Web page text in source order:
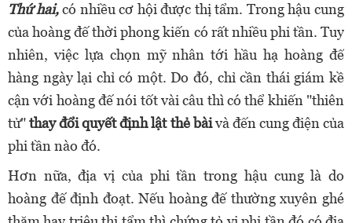
Thứ hai,có nhiều cơ hội được thị tẩm. Trong hậu cung
của hoàng đế thời phong kiến có rất nhiều phi tần. Tuy
nhiên, việc lựa chọn mỹ nhân tới hầu hạ hoàng đế
hàng ngày lại chỉ có một. Do đó, chỉ cần thái giám kề
cận với hoàng đế nói tốt vài câu thì có thể khiến "thiên
tử"thay đổi quyết định lật thẻ bàivà đến cung điện của
phi tần nào đó.
Hơn nữa, địa vị của phi tần trong hậu cung là do
hoàng đế định đoạt. Nếu hoàng đế thường xuyên ghé